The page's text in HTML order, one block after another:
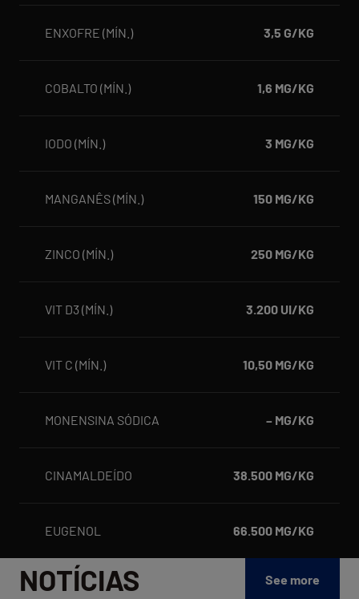
ENXOFRE (MÍN.) 3,5 G/KG
COBALTO (MÍN.) 1,6 MG/KG
IODO (MÍN.) 3 MG/KG
MANGANÊS (MÍN.) 150 MG/KG
ZINCO (MÍN.) 250 MG/KG
VIT D3 (MÍN.) 3.200 UI/KG
VIT C (MÍN.) 10,50 MG/KG
MONENSINA SÓDICA – MG/KG
CINAMALDEÍDO 38.500 MG/KG
EUGENOL 66.500 MG/KG
NOTÍCIAS
See more